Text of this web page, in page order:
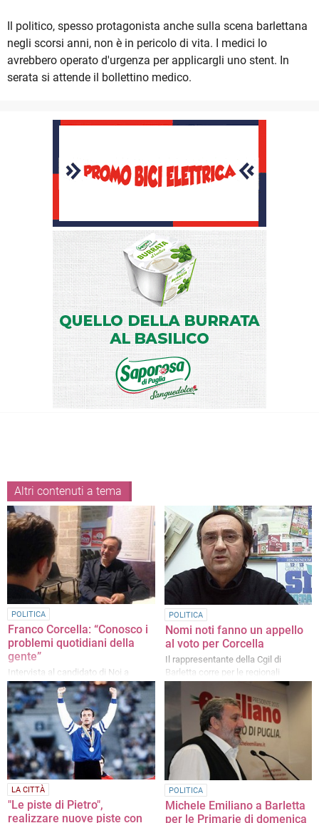
Il politico, spesso protagonista anche sulla scena barlettana
negli scorsi anni, non è in pericolo di vita. I medici lo
avrebbero operato d'urgenza per applicargli uno stent. In
serata si attende il bollettino medico.
Altri contenuti a tema
POLITICA
Franco Corcella: “Conosco i
problemi quotidiani della
gente”
Intervista al candidato di Noi a
sinistra per la Puglia
POLITICA
Nomi noti fanno un appello
al voto per Corcella
Il rappresentante della Cgil di
Barletta corre per le regionali
LA CITTÀ
"Le piste di Pietro",
realizzare nuove piste con
POLITICA
Michele Emiliano a Barletta
per le Primarie di domenica